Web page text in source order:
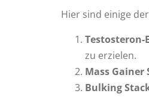
Hier sind einige
zu erzielen.
Mass Gainer
Bulking